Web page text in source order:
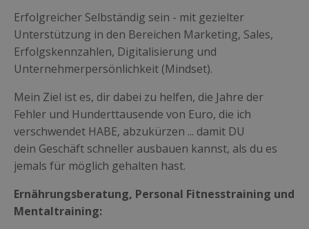
Erfolgreicher Selbständig sein - mit gezielter
Unterstützung in den Bereichen Marketing, Sales,
Erfolgskennzahlen, Digitalisierung und
Unternehmerpersönlichkeit (Mindset).
Mein Ziel ist es, dir dabei zu helfen, die Jahre der
Fehler und Hunderttausende von Euro, die ich
verschwendet HABE, abzukürzen ... damit DU
dein Geschäft schneller ausbauen kannst, als du es
jemals für möglich gehalten hast.
Ernährungsberatung, Personal Fitnesstraining und
Mentaltraining: